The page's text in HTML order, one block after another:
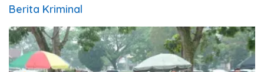
Berita Kriminal